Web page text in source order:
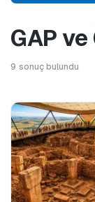
Bir yer veya
Fiyat Aralığı
GAP
9 sonuç bulundu